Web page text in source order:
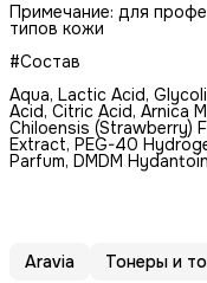
Примечание: для
типов кожи
#Состав
Aqua, Lactic Acid,
Acid, Citric Acid, Arnica
Chiloensis (Strawberry)
Extract, PEG-40
Parfum, DMDM
Aravia Тонеры и